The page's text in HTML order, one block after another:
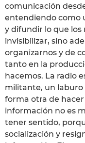
comunicación
entendiendo como
y difundir lo que los
invisibilizar, sino
organizarnos y de
tanto en la
hacemos. La radio
militante, un laburo
forma otra de
información no es
tener sentido,
socialización y